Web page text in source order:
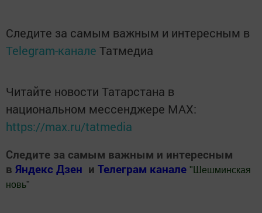
Следите за самым важным и интересным в
Telegram-канале Татмедиа
Читайте новости Татарстана в
национальном мессенджере MАХ:
https://max.ru/tatmedia
Следите за самым важным и интересным
в Яндекс Дзен и Телеграм канале " Шешминская
новь"